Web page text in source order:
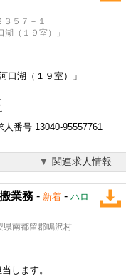
５７－１
（１９室）」
口湖（１９室）」
番号 13040-95557761
関連求人情報
業務 - 新着 - ハロ
県南都留郡鳴沢村
します。